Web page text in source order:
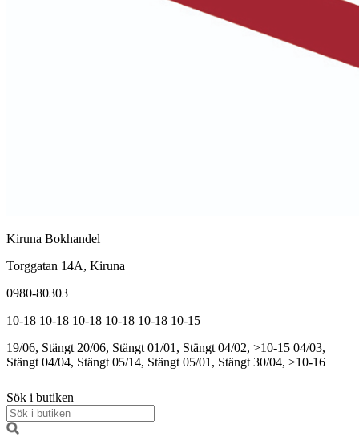
Kiruna Bokhandel
Torggatan 14A, Kiruna
0980-80303
10-18 10-18 10-18 10-18 10-18 10-15
19/06, Stängt 20/06, Stängt 01/01, Stängt 04/02, >10-15 04/03,
Stängt 04/04, Stängt 05/14, Stängt 05/01, Stängt 30/04, >10-16
Sök i butiken